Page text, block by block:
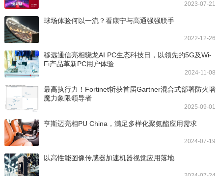
2023-07-21
球场体验何以一流？看康宁与高通强强联手
2022-12-26
移远通信亮相骁龙AI PC生态科技日，以领先的5G及Wi-
Fi产品革新PC用户体验
2024-11-08
最高执行力！Fortinet斩获首届Gartner混合式部署防火墙
魔力象限领导者
2025-09-01
亨斯迈亮相PU China，满足多样化聚氨酯应用需求
2024-07-19
以高性能图像传感器加速机器视觉应用落地